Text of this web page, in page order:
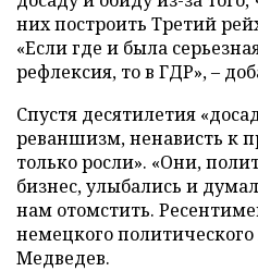
них построить Третий
«Если где и была
рефлексия, то в ГДР», –
Спустя десятилетия
реваншизм, ненависть к
только росли». «Они,
бизнес, улыбались и
нам отомстить.
немецкого
Медведев.